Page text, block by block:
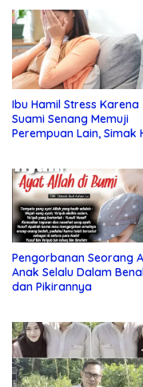
Ibu Hamil Stress Karena
Suami Senang Memuji
Perempuan Lain, Simak
Pengorbanan Seorang
Anak Selalu Dalam
dan Pikirannya